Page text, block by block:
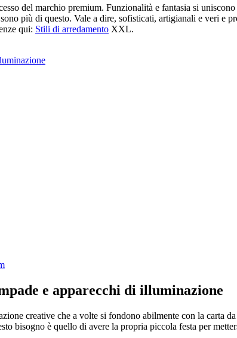
del marchio premium. Funzionalità e fantasia si
più di questo. Vale a dire, sofisticati, artigianali e veri e
qui: Stili di arredamento XXL.
e apparecchi di illuminazione
creative che a volte si fondono abilmente con la carta
bisogno è quello di avere la propria piccola festa per